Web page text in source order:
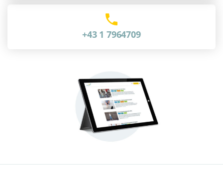
+43 1 7964709